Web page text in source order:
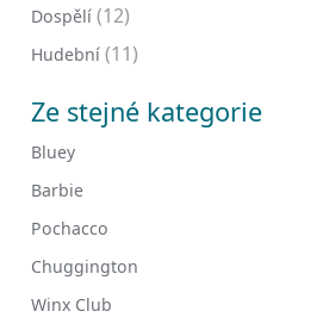
Dospělí (12)
Hudební (11)
Ze stejné kategorie
Bluey
Barbie
Pochacco
Chuggington
Winx Club